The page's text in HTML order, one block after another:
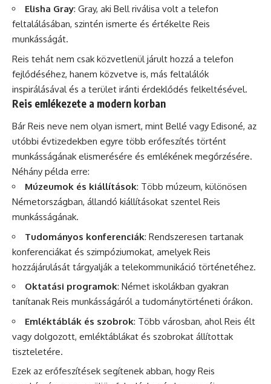
Elisha Gray: Gray, aki Bell riválisa volt a telefon
feltalálásában, szintén ismerte és értékelte Reis
munkásságát.
Reis tehát nem csak közvetlenül járult hozzá a telefon
fejlődéséhez, hanem közvetve is, más feltalálók
inspirálásával és a terület iránti érdeklődés felkeltésével.
Reis emlékezete a modern korban
Bár Reis neve nem olyan ismert, mint Bellé vagy Edisoné, az
utóbbi évtizedekben egyre több erőfeszítés történt
munkásságának elismerésére és emlékének megőrzésére.
Néhány példa erre:
Múzeumok és kiállítások: Több múzeum, különösen
Németországban, állandó kiállításokat szentel Reis
munkásságának.
Tudományos konferenciák: Rendszeresen tartanak
konferenciákat és szimpóziumokat, amelyek Reis
hozzájárulását tárgyalják a telekommunikáció történetéhez.
Oktatási programok: Német iskolákban gyakran
tanítanak Reis munkásságáról a tudománytörténeti órákon.
Emléktáblák és szobrok: Több városban, ahol Reis élt
vagy dolgozott, emléktáblákat és szobrokat állítottak
tiszteletére.
Ezek az erőfeszítések segítenek abban, hogy Reis